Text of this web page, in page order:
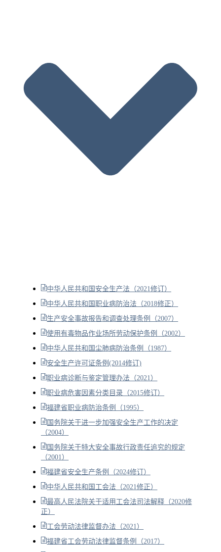
中华人民共和国安全生产法（2021修订）
中华人民共和国职业病防治法（2018修正）
生产安全事故报告和调查处理条例（2007）
使用有毒物品作业场所劳动保护条例（2002）
中华人民共和国尘肺病防治条例（1987）
安全生产许可证条例(2014修订)
职业病诊断与鉴定管理办法（2021）
职业病危害因素分类目录（2015修订）
福建省职业病防治条例（1995）
国务院关于进一步加强安全生产工作的决定
（2004）
国务院关于特大安全事故行政责任追究的规定
（2001）
福建省安全生产条例（2024修订）
中华人民共和国工会法（2021修正）
最高人民法院关于适用工会法司法解释（2020修
正）
工会劳动法律监督办法（2021）
福建省工会劳动法律监督条例（2017）